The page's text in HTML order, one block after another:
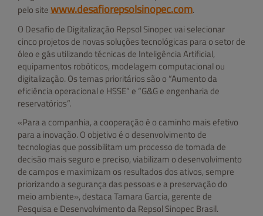
pelo sitewww.desafiorepsolsinopec.com.
O Desafio de Digitalização Repsol Sinopec vai selecionar
cinco projetos de novas soluções tecnológicas para o setor de
óleo e gás utilizando técnicas de Inteligência Artificial,
equipamentos robóticos, modelagem computacional ou
digitalização. Os temas prioritários são o “Aumento da
eficiência operacional e HSSE” e “G&G e engenharia de
reservatórios”.
«Para a companhia, a cooperação é o caminho mais efetivo
para a inovação. O objetivo é o desenvolvimento de
tecnologias que possibilitam um processo de tomada de
decisão mais seguro e preciso, viabilizam o desenvolvimento
de campos e maximizam os resultados dos ativos, sempre
priorizando a segurança das pessoas e a preservação do
meio ambiente», destaca Tamara Garcia, gerente de
Pesquisa e Desenvolvimento da Repsol Sinopec Brasil.